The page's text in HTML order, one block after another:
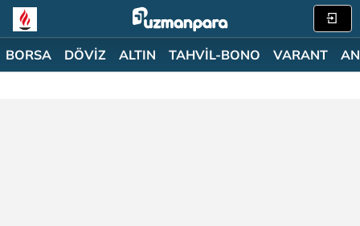
BORSA DÖVİZ ALTIN TAHVİL-BONO VARANT